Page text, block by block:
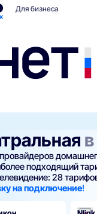
Для бизнеса
подходящий
28
на подключение!